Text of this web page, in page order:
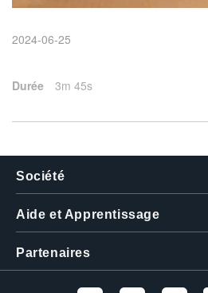
2024-06-25
Durée 3m 45s
Société
Aide et Apprentissage
Partenaires